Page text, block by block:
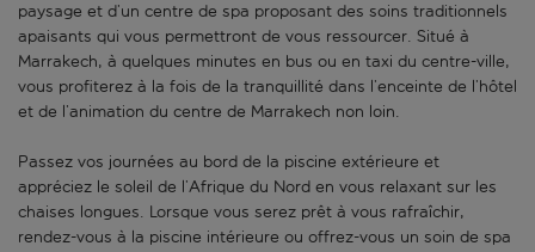
paysage et d’un centre de spa proposant des soins traditionnels
apaisants qui vous permettront de vous ressourcer. Situé à
Marrakech, à quelques minutes en bus ou en taxi du centre-ville,
vous profiterez à la fois de la tranquillité dans l’enceinte de l’hôtel
et de l’animation du centre de Marrakech non loin.
Passez vos journées au bord de la piscine extérieure et
appréciez le soleil de l’Afrique du Nord en vous relaxant sur les
chaises longues. Lorsque vous serez prêt à vous rafraîchir,
rendez-vous à la piscine intérieure ou offrez-vous un soin de spa